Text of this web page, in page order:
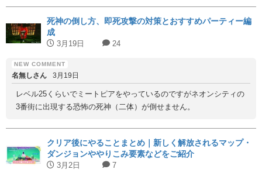
死神の倒し方、即死攻撃の対策とおすすめパーティー編
成
3月19日 24
名無しさん 3月19日
レベル25くらいでミートピアをやっているのですがネオンシティの
3番街に出現する恐怖の死神（二体）が倒せません。
クリア後にやることまとめ｜新しく解放されるマップ・
ダンジョンややりこみ要素などをご紹介
3月2日 7